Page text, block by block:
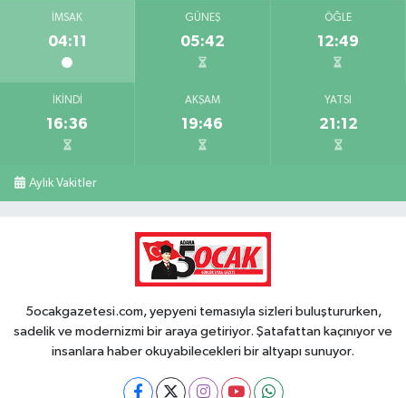
İMSAK
04:11
GÜNEŞ
05:42
ÖĞLE
12:49
İKINDI
16:36
AKŞAM
19:46
YATSI
21:12
Aylık Vakitler
5ocakgazetesi.com, yepyeni temasıyla sizleri buluştururken,
sadelik ve modernizmi bir araya getiriyor. Şatafattan kaçınıyor ve
insanlara haber okuyabilecekleri bir altyapı sunuyor.